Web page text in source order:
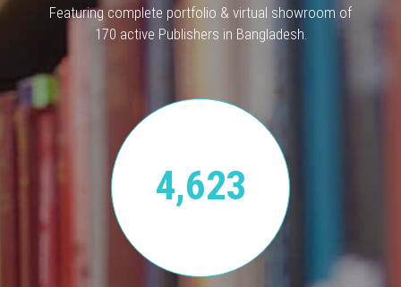
Featuring complete portfolio & virtual showroom of
170 active Publishers in Bangladesh.
4,623